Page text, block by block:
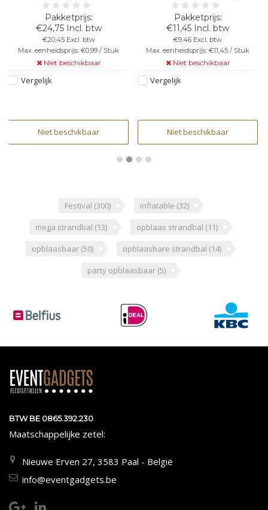
€24,75 Incl. btw
€20,45 Excl. btw
Max. eenheidsprijs: €0,99 / Stuk
Niet beschikbaar
Vergelijk
Niet beschikbaar
€11,45 Incl. btw
€9,46 Excl. btw
Max. eenheidsprijs: €11,45 / Stuk
Niet beschikbaar
Vergelijk
Niet beschikbaar
Festival (300) inflatable (32)
mega strandbal (13) opblaas strandbal (11)
opblaasbaar (50) opblaasbare strandbal (14)
party opblaasbaar (5)
BTW BE 0865.392.230
Maatschappelijke zetel:
Nieuwe Erven 27, 3583 Paal - België
info@eventgadgets.be